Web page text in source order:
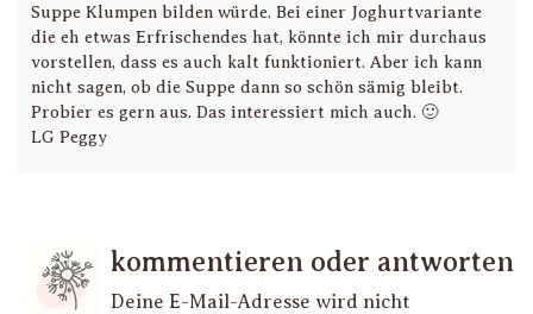
Suppe Klumpen bilden würde. Bei einer Joghurtvariante
die eh etwas Erfrischendes hat, könnte ich mir durchaus
vorstellen, dass es auch kalt funktioniert. Aber ich kann
nicht sagen, ob die Suppe dann so schön sämig bleibt.
Probier es gern aus. Das interessiert mich auch. 🙂
LG Peggy
kommentieren oder antworten
Deine E-Mail-Adresse wird nicht